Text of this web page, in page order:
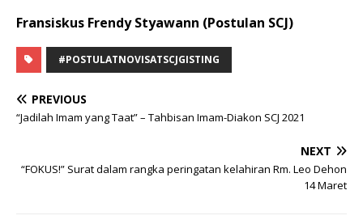
Fransiskus Frendy Styawann (Postulan SCJ)
#POSTULATNOVISATSCJGISTING
PREVIOUS
“Jadilah Imam yang Taat” – Tahbisan Imam-Diakon SCJ 2021
NEXT
“FOKUS!” Surat dalam rangka peringatan kelahiran Rm. Leo Dehon
14 Maret